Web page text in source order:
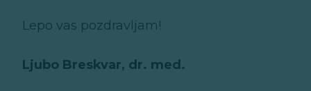
Lepo vas pozdravljam!
Ljubo Breskvar, dr. med.